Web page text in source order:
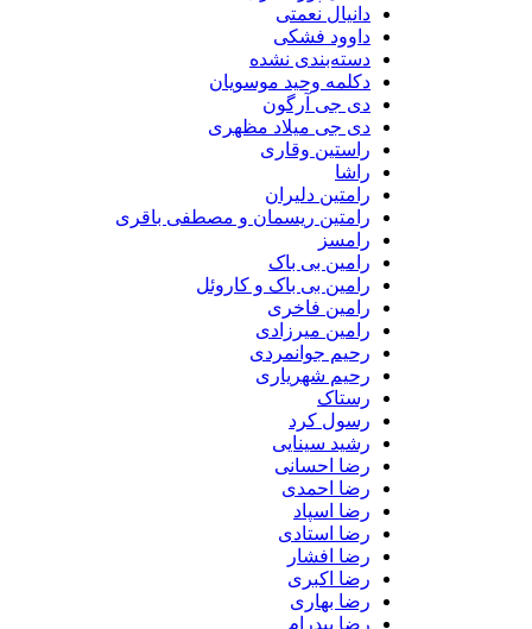
دانیال نعمتی
داوود فشکی
دسته‌بندی نشده
دکلمه وحید موسویان
دی جی آرگون
دی جی میلاد مظهری
راستین وقاری
رامتین دلیران
رامتین ریسمان و مصطفی باقری
رامین بی باک
رامین بی باک و کاروئل
رامین فاخری
رامین میرزادی
رحیم جوانمردی
رحیم شهریاری
رستاک
رسول کرد
رشید سینایی
رضا احسانی
رضا احمدی
رضا اسپاد
رضا استادی
رضا افشار
رضا اکبری
رضا بهاری
رضا بیدرام